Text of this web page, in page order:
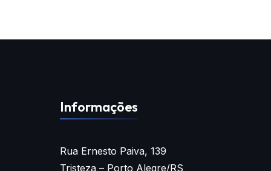
Informações
Rua Ernesto Paiva, 139
Tristeza – Porto Alegre/RS